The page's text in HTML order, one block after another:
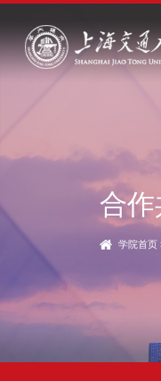
合
学院首页